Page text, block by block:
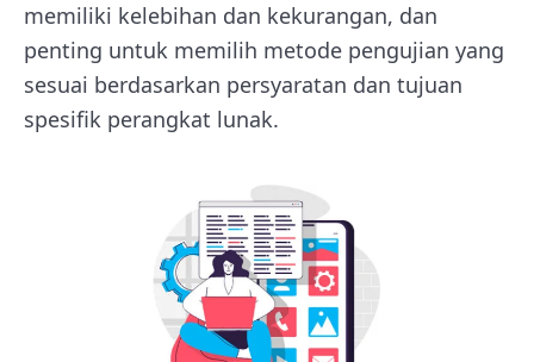
memiliki kelebihan dan kekurangan, dan
penting untuk memilih metode pengujian yang
sesuai berdasarkan persyaratan dan tujuan
spesifik perangkat lunak.